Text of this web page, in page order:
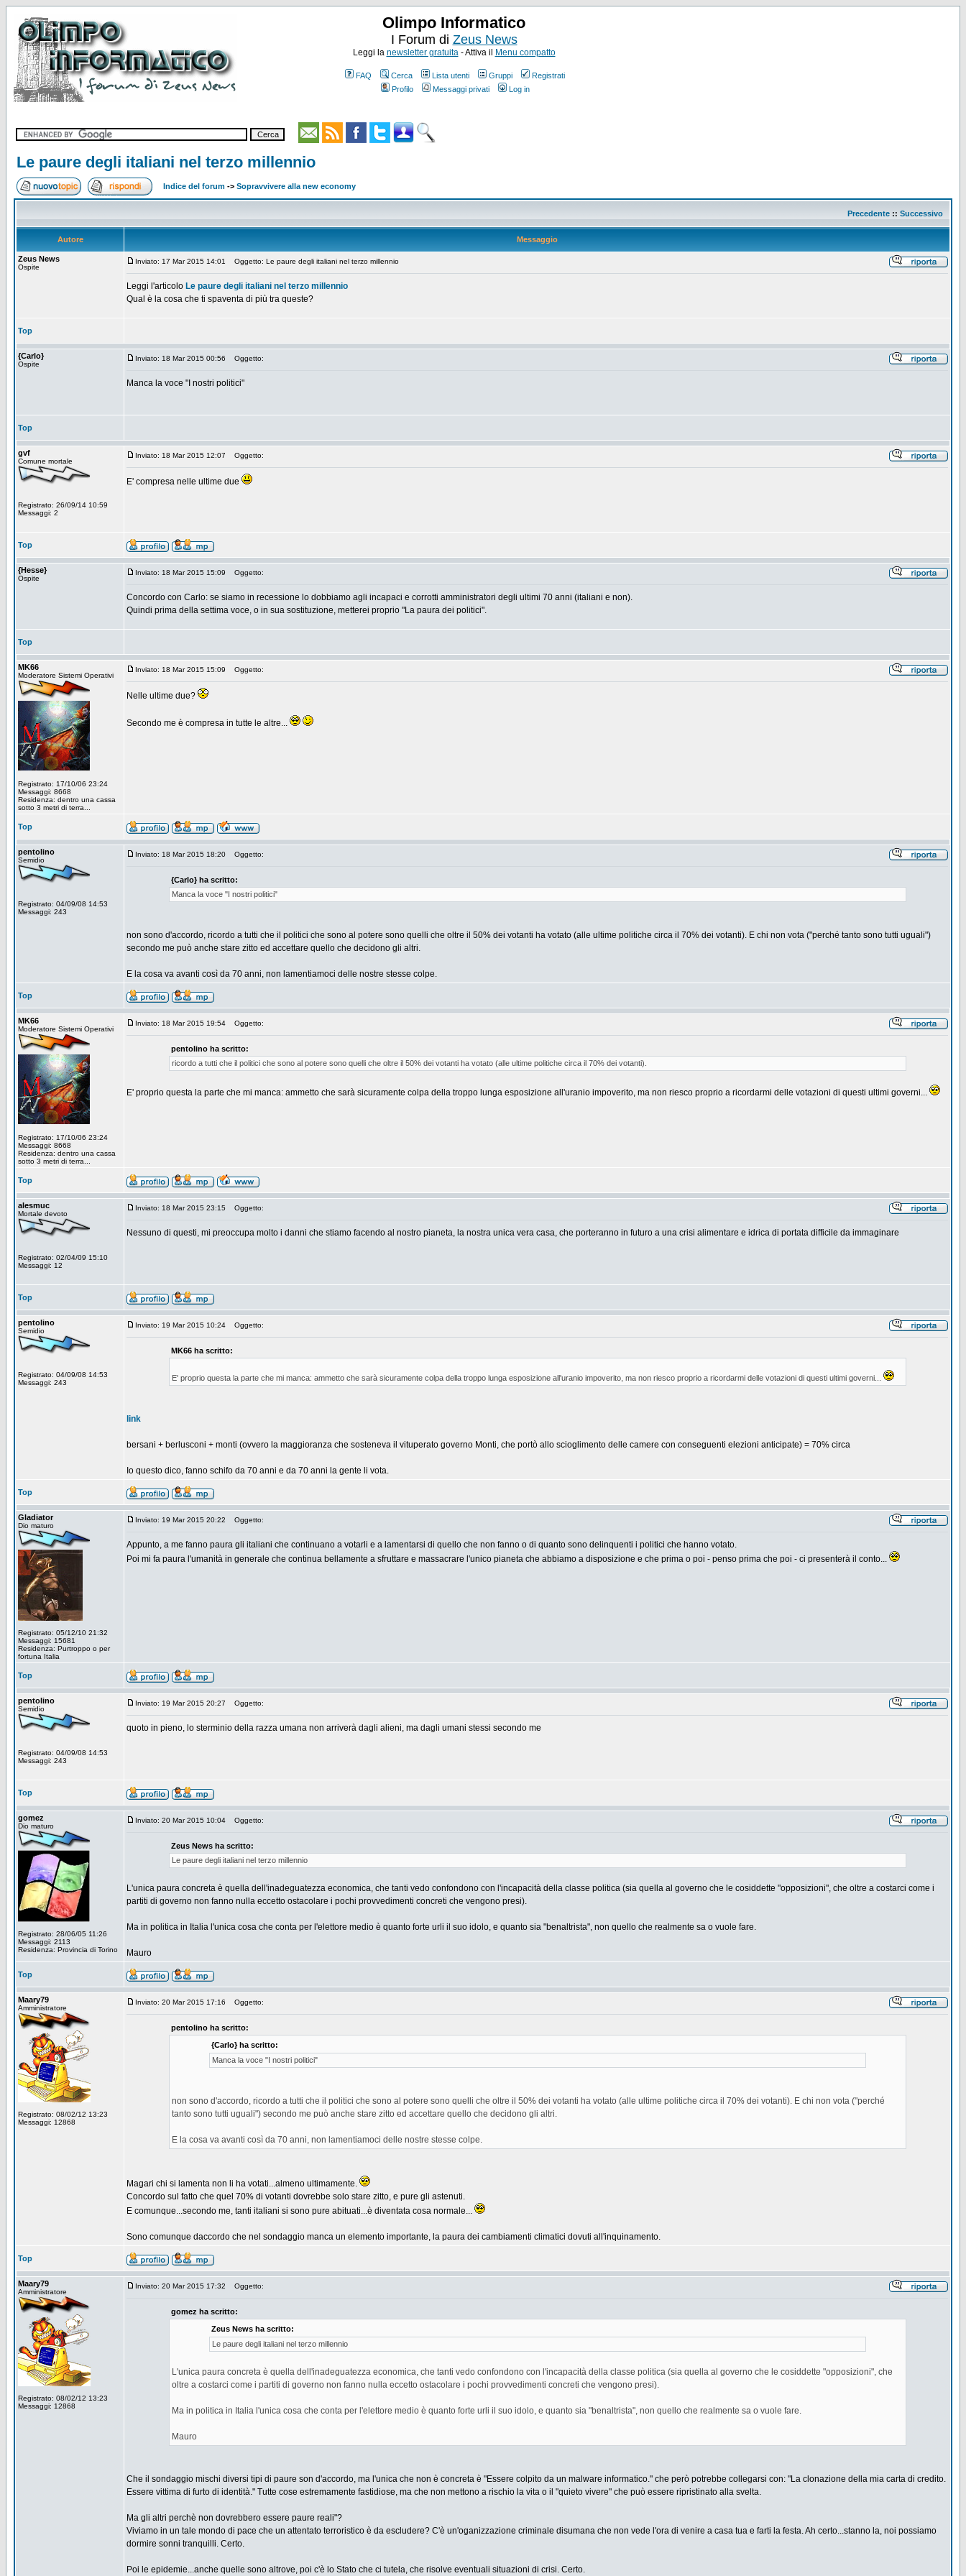
Olimpo Informatico
I Forum di Zeus News
Leggi la newsletter gratuita- Attiva il Menu compatto
FAQ Cerca Lista utenti Gruppi
Registrati
Profilo
Messaggi privati Log in
Le paure degli italiani nel terzo millennio
Indice del forum -> Sopravvivere alla new economy
Precedente :: Successivo
Autore Messaggio
Zeus News
Ospite
Inviato: 17 Mar 2015 14:01 Oggetto: Le paure degli italiani nel terzo millennio
Leggi l'articolo Le paure degli italiani nel terzo millennio
Qual è la cosa che ti spaventa di più tra queste?
Top
{Carlo}
Ospite
Inviato: 18 Mar 2015 00:56 Oggetto:
Manca la voce "I nostri politici"
Top
gvf
Comune mortale
Registrato: 26/09/14 10:59
Messaggi: 2
Inviato: 18 Mar 2015 12:07 Oggetto:
E' compresa nelle ultime due
Top
{Hesse}
Ospite
Inviato: 18 Mar 2015 15:09 Oggetto:
Concordo con Carlo: se siamo in recessione lo dobbiamo agli incapaci e corrotti amministratori degli ultimi 70 anni (italiani e non).
Quindi prima della settima voce, o in sua sostituzione, metterei proprio "La paura dei politici".
Top
MK66
Moderatore Sistemi Operativi
Registrato: 17/10/06 23:24
Messaggi: 8668
Residenza: dentro una cassa
sotto 3 metri di terra...
Inviato: 18 Mar 2015 15:09 Oggetto:
Nelle ultime due?
Secondo me è compresa in tutte le altre...
Top
pentolino
Semidio
Registrato: 04/09/08 14:53
Messaggi: 243
Inviato: 18 Mar 2015 18:20 Oggetto:
{Carlo} ha scritto:
Manca la voce "I nostri politici"
non sono d'accordo, ricordo a tutti che il politici che sono al potere sono quelli che oltre il 50% dei votanti ha votato (alle ultime politiche circa il 70% dei votanti). E chi non vota ("perché tanto sono tutti uguali")
secondo me può anche stare zitto ed accettare quello che decidono gli altri.
E la cosa va avanti così da 70 anni, non lamentiamoci delle nostre stesse colpe.
Top
MK66
Moderatore Sistemi Operativi
Registrato: 17/10/06 23:24
Messaggi: 8668
Residenza: dentro una cassa
sotto 3 metri di terra...
Inviato: 18 Mar 2015 19:54 Oggetto:
pentolino ha scritto:
ricordo a tutti che il politici che sono al potere sono quelli che oltre il 50% dei votanti ha votato (alle ultime politiche circa il 70% dei votanti).
E' proprio questa la parte che mi manca: ammetto che sarà sicuramente colpa della troppo lunga esposizione all'uranio impoverito, ma non riesco proprio a ricordarmi delle votazioni di questi ultimi governi...
Top
alesmuc
Mortale devoto
Registrato: 02/04/09 15:10
Messaggi: 12
Inviato: 18 Mar 2015 23:15 Oggetto:
Nessuno di questi, mi preoccupa molto i danni che stiamo facendo al nostro pianeta, la nostra unica vera casa, che porteranno in futuro a una crisi alimentare e idrica di portata difficile da immaginare
Top
pentolino
Semidio
Registrato: 04/09/08 14:53
Messaggi: 243
Inviato: 19 Mar 2015 10:24 Oggetto:
MK66 ha scritto:
E' proprio questa la parte che mi manca: ammetto che sarà sicuramente colpa della troppo lunga esposizione all'uranio impoverito, ma non riesco proprio a ricordarmi delle votazioni di questi ultimi governi...
link
bersani + berlusconi + monti (ovvero la maggioranza che sosteneva il vituperato governo Monti, che portò allo scioglimento delle camere con conseguenti elezioni anticipate) = 70% circa
Io questo dico, fanno schifo da 70 anni e da 70 anni la gente li vota.
Top
Gladiator
Dio maturo
Registrato: 05/12/10 21:32
Messaggi: 15681
Residenza: Purtroppo o per
fortuna Italia
Inviato: 19 Mar 2015 20:22 Oggetto:
Appunto, a me fanno paura gli italiani che continuano a votarli e a lamentarsi di quello che non fanno o di quanto sono delinquenti i politici che hanno votato.
Poi mi fa paura l'umanità in generale che continua bellamente a sfruttare e massacrare l'unico pianeta che abbiamo a disposizione e che prima o poi - penso prima che poi - ci presenterà il conto...
Top
pentolino
Semidio
Registrato: 04/09/08 14:53
Messaggi: 243
Inviato: 19 Mar 2015 20:27 Oggetto:
quoto in pieno, lo sterminio della razza umana non arriverà dagli alieni, ma dagli umani stessi secondo me
Top
gomez
Dio maturo
Registrato: 28/06/05 11:26
Messaggi: 2113
Residenza: Provincia di Torino
Inviato: 20 Mar 2015 10:04 Oggetto:
Zeus News ha scritto:
Le paure degli italiani nel terzo millennio
L'unica paura concreta è quella dell'inadeguatezza economica, che tanti vedo confondono con l'incapacità della classe politica (sia quella al governo che le cosiddette "opposizioni", che oltre a costarci come i
partiti di governo non fanno nulla eccetto ostacolare i pochi provvedimenti concreti che vengono presi).
Ma in politica in Italia l'unica cosa che conta per l'elettore medio è quanto forte urli il suo idolo, e quanto sia "benaltrista", non quello che realmente sa o vuole fare.
Mauro
Top
Maary79
Amministratore
Registrato: 08/02/12 13:23
Messaggi: 12868
Inviato: 20 Mar 2015 17:16 Oggetto:
pentolino ha scritto:
{Carlo} ha scritto:
Manca la voce "I nostri politici"
non sono d'accordo, ricordo a tutti che il politici che sono al potere sono quelli che oltre il 50% dei votanti ha votato (alle ultime politiche circa il 70% dei votanti). E chi non vota ("perché
tanto sono tutti uguali") secondo me può anche stare zitto ed accettare quello che decidono gli altri.
E la cosa va avanti così da 70 anni, non lamentiamoci delle nostre stesse colpe.
Magari chi si lamenta non li ha votati...almeno ultimamente.
Concordo sul fatto che quel 70% di votanti dovrebbe solo stare zitto, e pure gli astenuti.
E comunque...secondo me, tanti italiani si sono pure abituati...è diventata cosa normale...
Sono comunque daccordo che nel sondaggio manca un elemento importante, la paura dei cambiamenti climatici dovuti all'inquinamento.
Top
Maary79
Amministratore
Registrato: 08/02/12 13:23
Messaggi: 12868
Inviato: 20 Mar 2015 17:32 Oggetto:
gomez ha scritto:
Zeus News ha scritto:
Le paure degli italiani nel terzo millennio
L'unica paura concreta è quella dell'inadeguatezza economica, che tanti vedo confondono con l'incapacità della classe politica (sia quella al governo che le cosiddette "opposizioni", che
oltre a costarci come i partiti di governo non fanno nulla eccetto ostacolare i pochi provvedimenti concreti che vengono presi).
Ma in politica in Italia l'unica cosa che conta per l'elettore medio è quanto forte urli il suo idolo, e quanto sia "benaltrista", non quello che realmente sa o vuole fare.
Mauro
Che il sondaggio mischi diversi tipi di paure son d'accordo, ma l'unica che non è concreta è "Essere colpito da un malware informatico." che però potrebbe collegarsi con: "La clonazione della mia carta di credito.
Essere vittima di furto di identità." Tutte cose estremamente fastidiose, ma che non mettono a rischio la vita o il "quieto vivere" che può essere ripristinato alla svelta.
Ma gli altri perchè non dovrebbero essere paure reali"?
Viviamo in un tale mondo di pace che un attentato terroristico è da escludere? C'è un'oganizzazione criminale disumana che non vede l'ora di venire a casa tua e farti la festa. Ah certo...stanno la, noi possiamo
dormire sonni tranquilli. Certo.
Poi le epidemie...anche quelle sono altrove, poi c'è lo Stato che ci tutela, che risolve eventuali situazioni di crisi. Certo.